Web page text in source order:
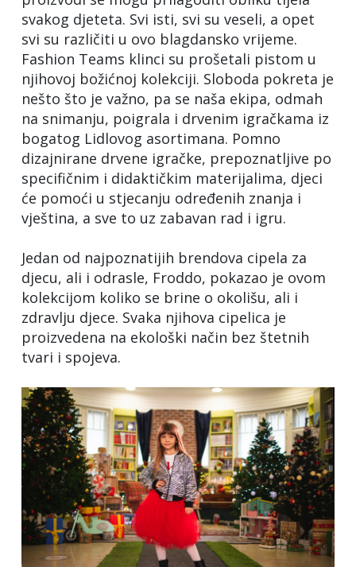
svakog djeteta. Svi isti, svi su veseli, a opet
svi su različiti u ovo blagdansko vrijeme.
Fashion Teams klinci su prošetali pistom u
njihovoj božićnoj kolekciji. Sloboda pokreta je
nešto što je važno, pa se naša ekipa, odmah
na snimanju, poigrala i drvenim igračkama iz
bogatog Lidlovog asortimana. Pomno
dizajnirane drvene igračke, prepoznatljive po
specifičnim i didaktičkim materijalima, djeci
će pomoći u stjecanju određenih znanja i
vještina, a sve to uz zabavan rad i igru.
Jedan od najpoznatijih brendova cipela za
djecu, ali i odrasle, Froddo, pokazao je ovom
kolekcijom koliko se brine o okolišu, ali i
zdravlju djece. Svaka njihova cipelica je
proizvedena na ekološki način bez štetnih
tvari i spojeva.